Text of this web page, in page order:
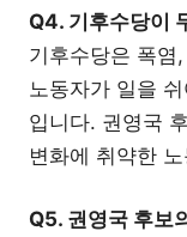
Q4. 기후수당이
기후수당은 폭염
노동자가 일을
입니다. 권영국
변화에 취약한
Q5. 권영국 후보